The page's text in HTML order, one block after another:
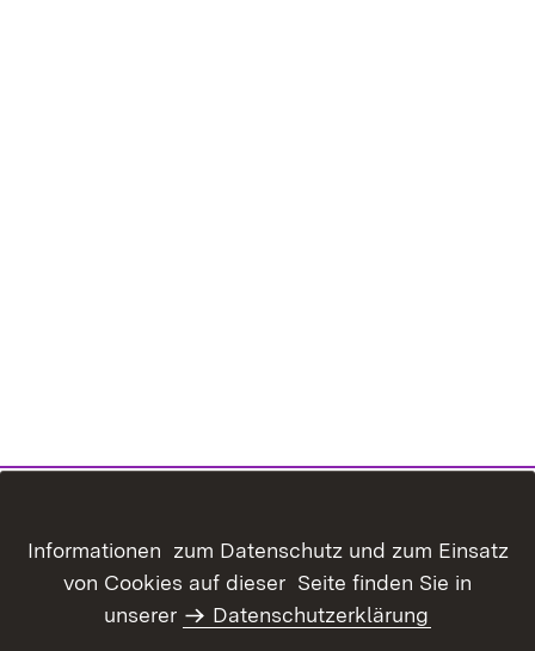
Informationen zum Datenschutz und zum Einsatz
von Cookies auf dieser Seite finden Sie in
unserer
Datenschutzerklärung